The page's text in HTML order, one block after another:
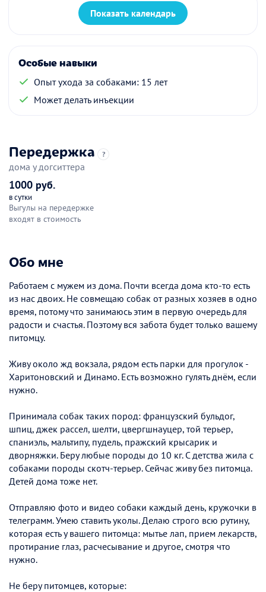
Показать календарь
Особые навыки
Опыт ухода за собаками: 15 лет
Может делать инъекции
Передержка ?
дома у догситтера
1000 руб.
в сутки
Выгулы на передержке
входят в стоимость
Обо мне
Работаем с мужем из дома. Почти всегда дома кто-то есть
из нас двоих. Не совмещаю собак от разных хозяев в одно
время, потому что занимаюсь этим в первую очередь для
радости и счастья. Поэтому вся забота будет только вашему
питомцу.
Живу около жд вокзала, рядом есть парки для прогулок -
Харитоновский и Динамо. Есть возможно гулять днём, если
нужно.
Принимала собак таких пород: французский бульдог,
шпиц, джек рассел, шелти, цвергшнауцер, той терьер,
спаниэль, мальтипу, пудель, пражский крысарик и
дворняжки. Беру любые породы до 10 кг. С детства жила с
собаками породы скотч-терьер. Сейчас живу без питомца.
Детей дома тоже нет.
Отправляю фото и видео собаки каждый день, кружочки в
телеграмм. Умею ставить уколы. Делаю строго всю рутину,
которая есть у вашего питомца: мытье лап, прием лекарств,
протирание глаз, расчесывание и другое, смотря что
нужно.
Не беру питомцев, которые: